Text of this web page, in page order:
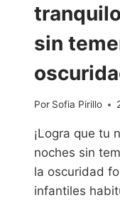
sin
Por Sofia Pirillo
¡Logra que tu
noches sin
la oscuridad
infantiles